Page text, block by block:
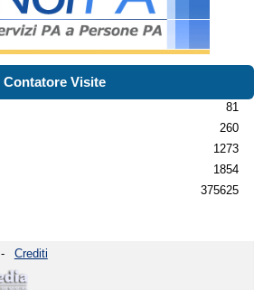
Contatore Visite
81
260
1273
1854
375625
- Crediti